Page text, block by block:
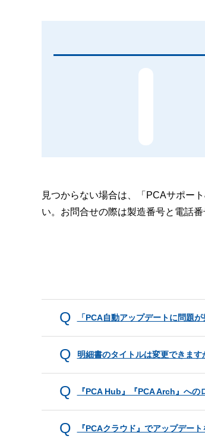
見つからない場合は、「PCAサポー
い。お問合せの際は製造番号と電話番
「PCA自動アップデートに問題
明細書のタイトルは変更できます
『PCA Hub』『PCA Arch』へ
『PCAクラウド』でアップデー